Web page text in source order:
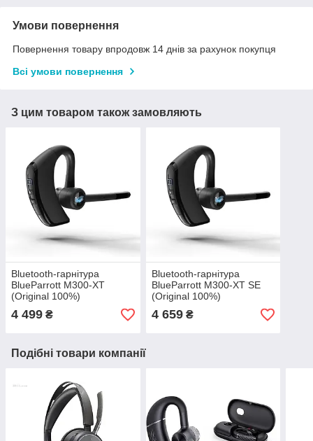
Умови повернення
Повернення товару впродовж 14 днів за рахунок покупця
Всі умови повернення
З цим товаром також замовляють
Bluetooth-гарнітура
BlueParrott M300-XT
(Original 100%)
4 499 ₴
Bluetooth-гарнітура
BlueParrott M300-XT SE
(Original 100%)
4 659₴
Подібні товари компанії